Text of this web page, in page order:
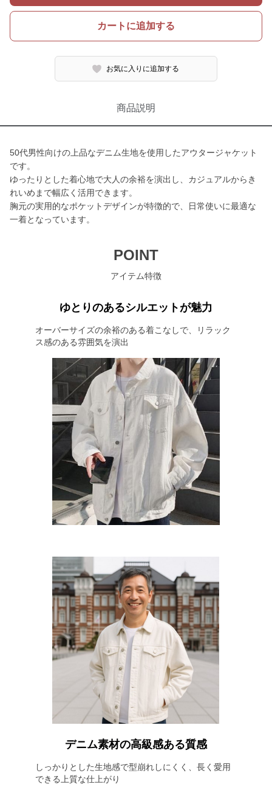
カートに追加する
お気に入りに追加する
商品説明
50代男性向けの上品なデニム生地を使用したアウタージャケット
です。
ゆったりとした着心地で大人の余裕を演出し、カジュアルからき
れいめまで幅広く活用できます。
胸元の実用的なポケットデザインが特徴的で、日常使いに最適な
一着となっています。
POINT
アイテム特徴
ゆとりのあるシルエットが魅力
オーバーサイズの余裕のある着こなしで、リラック
ス感のある雰囲気を演出
デニム素材の高級感ある質感
しっかりとした生地感で型崩れしにくく、長く愛用
できる上質な仕上がり